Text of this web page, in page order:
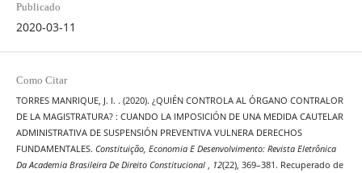
Publicado
2020-03-11
Como Citar
TORRES MANRIQUE, J. I. . (2020). ¿QUIÉN CONTROLA AL ÓRGANO CONTRALOR
DE LA MAGISTRATURA? : CUANDO LA IMPOSICIÓN DE UNA MEDIDA CAUTELAR
ADMINISTRATIVA DE SUSPENSIÓN PREVENTIVA VULNERA DERECHOS
FUNDAMENTALES. Constituição, Economia E Desenvolvimento: Revista Eletrônica
Da Academia Brasileira De Direito Constitucional , 12(22), 369–381. Recuperado de